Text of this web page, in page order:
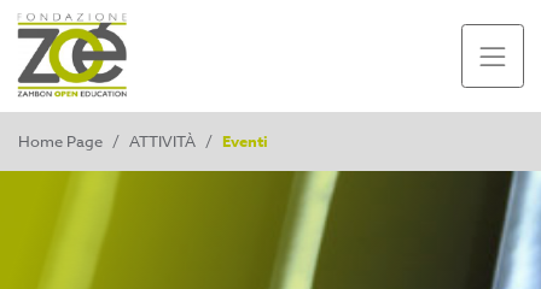
Home Page / ATTIVITÀ / Eventi